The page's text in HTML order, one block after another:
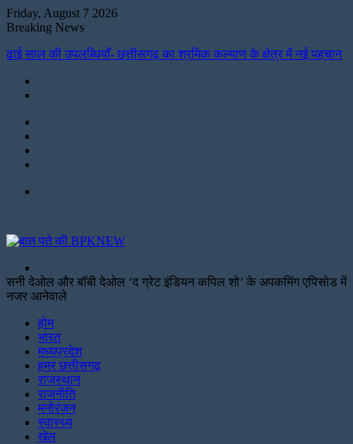
Friday, August 7 2026
Breaking News
ढाई साल की उपलब्धियाँ- छत्तीसगढ़ का श्रमिक कल्याण के क्षेत्र में नई पहचान
for
सनी देओल और बॉबी देओल ‘द ग्रेट इंडियन कपिल शो’ के अपकमिंग एपिसोड में
नजर आनेवाले
होम
भारत
मध्यप्रदेश
हमर छत्तीसगढ़
राजस्थान
राजनीति
मनोरंजन
स्वास्थ्य
खेल